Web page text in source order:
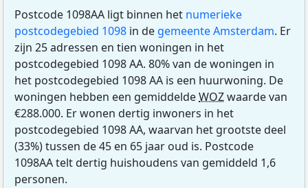
Postcode 1098AA ligt binnen het numerieke
postcodegebied 1098 in de gemeente Amsterdam. Er
zijn 25 adressen en tien woningen in het
postcodegebied 1098 AA. 80% van de woningen in
het postcodegebied 1098 AA is een huurwoning. De
woningen hebben een gemiddeldeWOZwaarde van
€288.000. Er wonen dertig inwoners in het
postcodegebied 1098 AA, waarvan het grootste deel
(33%) tussen de 45 en 65 jaar oud is. Postcode
1098AA telt dertig huishoudens van gemiddeld 1,6
personen.